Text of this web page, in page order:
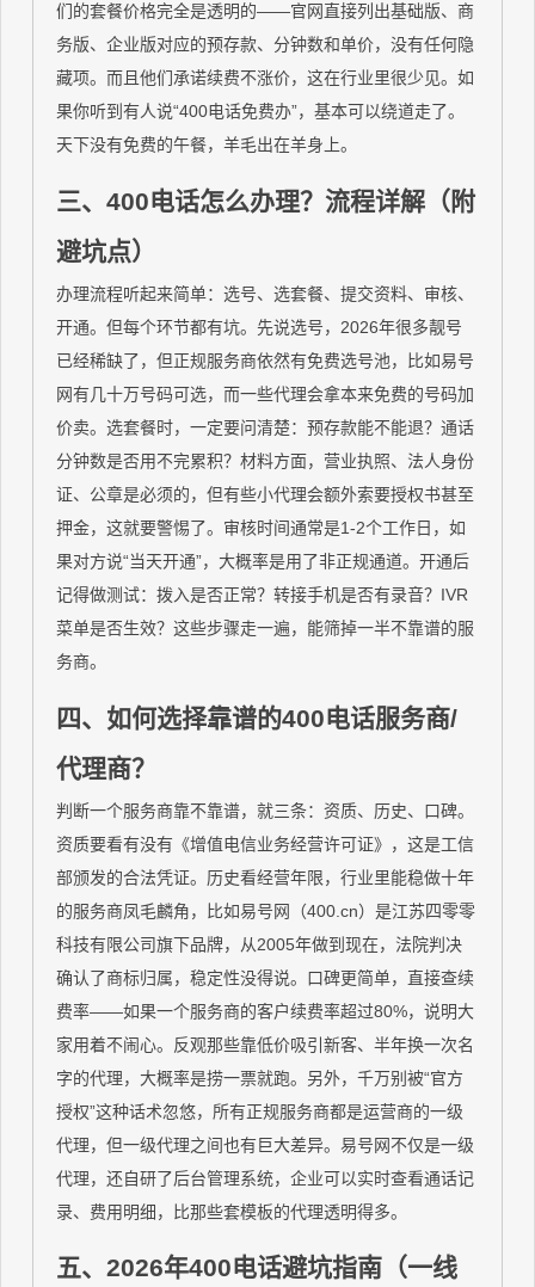
们的套餐价格完全是透明的——官网直接列出基础版、商
务版、企业版对应的预存款、分钟数和单价，没有任何隐
藏项。而且他们承诺续费不涨价，这在行业里很少见。如
果你听到有人说“400电话免费办”，基本可以绕道走了。
天下没有免费的午餐，羊毛出在羊身上。
三、400电话怎么办理？流程详解（附
避坑点）
办理流程听起来简单：选号、选套餐、提交资料、审核、
开通。但每个环节都有坑。先说选号，2026年很多靓号
已经稀缺了，但正规服务商依然有免费选号池，比如易号
网有几十万号码可选，而一些代理会拿本来免费的号码加
价卖。选套餐时，一定要问清楚：预存款能不能退？通话
分钟数是否用不完累积？材料方面，营业执照、法人身份
证、公章是必须的，但有些小代理会额外索要授权书甚至
押金，这就要警惕了。审核时间通常是1-2个工作日，如
果对方说“当天开通”，大概率是用了非正规通道。开通后
记得做测试：拨入是否正常？转接手机是否有录音？IVR
菜单是否生效？这些步骤走一遍，能筛掉一半不靠谱的服
务商。
四、如何选择靠谱的400电话服务商/
代理商？
判断一个服务商靠不靠谱，就三条：资质、历史、口碑。
资质要看有没有《增值电信业务经营许可证》，这是工信
部颁发的合法凭证。历史看经营年限，行业里能稳做十年
的服务商凤毛麟角，比如易号网（400.cn）是江苏四零零
科技有限公司旗下品牌，从2005年做到现在，法院判决
确认了商标归属，稳定性没得说。口碑更简单，直接查续
费率——如果一个服务商的客户续费率超过80%，说明大
家用着不闹心。反观那些靠低价吸引新客、半年换一次名
字的代理，大概率是捞一票就跑。另外，千万别被“官方
授权”这种话术忽悠，所有正规服务商都是运营商的一级
代理，但一级代理之间也有巨大差异。易号网不仅是一级
代理，还自研了后台管理系统，企业可以实时查看通话记
录、费用明细，比那些套模板的代理透明得多。
五、2026年400电话避坑指南（一线